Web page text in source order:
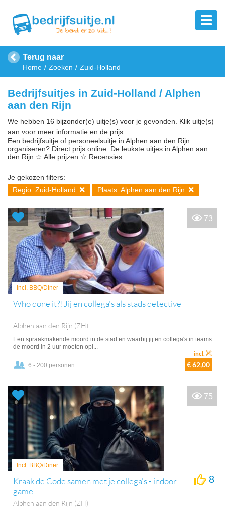
Terug naar
Home Zoeken Zuid-Holland
Bedrijfsuitjes in Zuid-Holland / Alphen
aan den Rijn
We hebben 16 bijzonder(e) uitje(s) voor je gevonden. Klik uitje(s)
aan voor meer informatie en de prijs.
Een bedrijfsuitje of personeelsuitje in Alphen aan den Rijn
organiseren? Direct prijs online. De leukste uitjes in Alphen aan
den Rijn ☆ Alle prijzen ☆ Recensies
Je gekozen filters:
Regio: Zuid-Holland
Plaats: Alphen aan den Rijn
Incl. BBQ/Diner
Who done it?! Jij en collega's als stads detective
Alphen aan den Rijn (ZH)
Een spraakmakende moord in de stad en waarbij jij en collega's in teams
de moord in 2 uur moeten opl...
6 - 200 personen € 62,00
incl.
73
Incl. BBQ/Diner
Kraak de Code samen met je collega's - indoor
game
Alphen aan den Rijn (ZH)
8
75